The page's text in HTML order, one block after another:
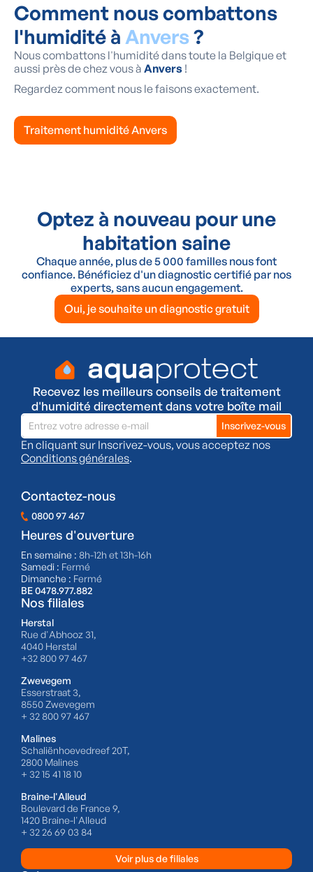
Comment nous combattons
l'humidité à Anvers?
Nous combattons l'humidité dans toute la Belgique et
aussi près de chez vous à Anvers !
Regardez comment nous le faisons exactement.
Traitement humidité Anvers
Optez à nouveau pour une
habitation saine
Chaque année, plus de 5 000 familles nous font
confiance. Bénéficiez d'un diagnostic certifié par nos
experts, sans aucun engagement.
Oui, je souhaite un diagnostic gratuit
Recevez les meilleurs conseils de traitement
d'humidité directement dans votre boîte mail
En cliquant sur Inscrivez-vous, vous acceptez nos
Conditions générales.
Contactez-nous
0800 97 467
Heures d'ouverture
En semaine : 8h-12h et 13h-16h
Samedi : Fermé
Dimanche : Fermé
BE 0478.977.882
Nos filiales
Herstal
Rue d'Abhooz 31,
4040 Herstal
+32 800 97 467
Zwevegem
Esserstraat 3,
8550 Zwevegem
+ 32 800 97 467
Malines
Schaliënhoevedreef 20T,
2800 Malines
+ 32 15 41 18 10
Braine-l'Alleud
Boulevard de France 9,
1420 Braine-l'Alleud
+ 32 26 69 03 84
Voir plus de filiales